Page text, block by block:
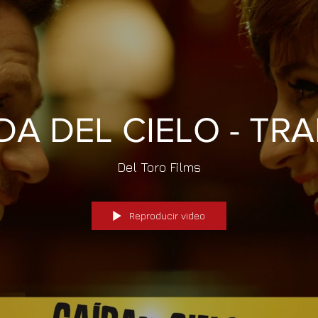
DEL CIELO -
Del Toro Films
Reproducir video